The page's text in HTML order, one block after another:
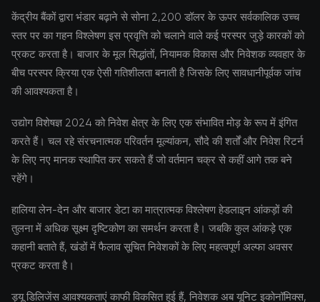
केंद्रीय बैंकों द्वारा भंडार बढ़ाने से सोना 2,200 डॉलर के ऊपर सर्वकालिक उच्च
स्तर पर का गहन विश्लेषण इस प्रवृत्ति को चलाने वाले कई परस्पर जुड़े कारकों को
प्रकट करता है। बाजार के मूल सिद्धांतों, नियामक विकास और निवेशक व्यवहार के
बीच परस्पर क्रिया एक ऐसी गतिशीलता बनाती है जिसके लिए सावधानीपूर्वक जांच
की आवश्यकता है।
उद्योग विशेषज्ञ 2024 को निवेश क्षेत्र के लिए एक संभावित मोड़ के रूप में इंगित
करते हैं। चल रहे संरचनात्मक परिवर्तन मूल्यांकन, सौदे की शर्तों और निवेश रिटर्न
के लिए नए मानक स्थापित कर सकते हैं जो वर्तमान चक्र से कहीं आगे तक बने
रहेंगे।
हालिया लेन-देन और बाजार डेटा का मात्रात्मक विश्लेषण हेडलाइन आंकड़ों की
तुलना में अधिक सूक्ष्म दृष्टिकोण का समर्थन करता है। जबकि कुल आंकड़े एक
कहानी बताते हैं, खंडों में फैलाव सूचित निवेशकों के लिए महत्वपूर्ण अल्फा अवसर
प्रकट करता है।
ड्यू डिलिजेंस आवश्यकताएं काफी विकसित हुई हैं, निवेशक अब यूनिट इकोनॉमिक्स,